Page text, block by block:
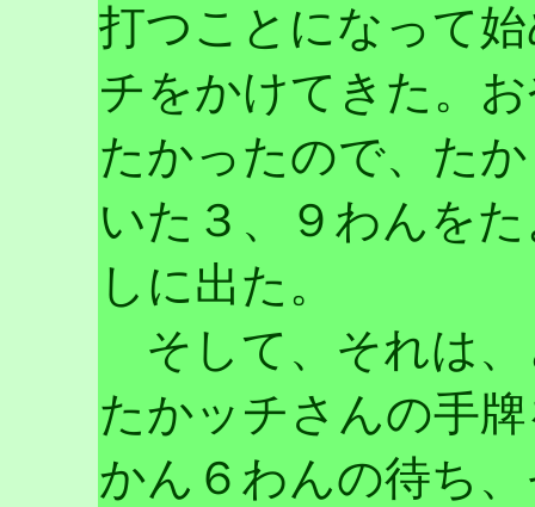
打つことになって
チをかけてきた。
たかったので、た
いた３、９わんを
しに出た。
そして、それは、
たかッチさんの手
かん６わんの待ち